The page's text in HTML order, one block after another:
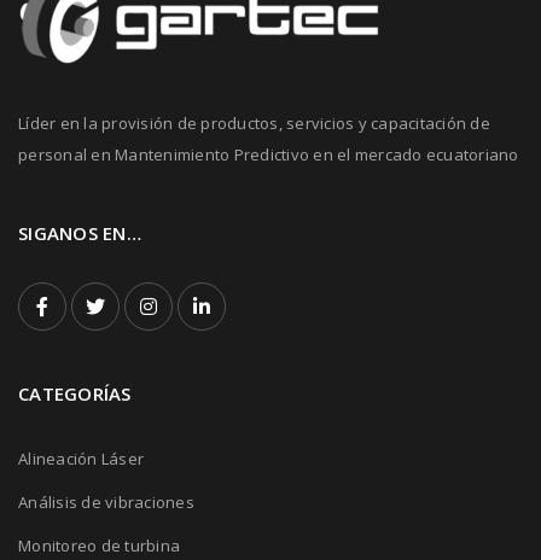
Líder en la provisión de productos, servicios y capacitación de
personal en Mantenimiento Predictivo en el mercado ecuatoriano
SIGANOS EN…
CATEGORÍAS
Alineación Láser
Análisis de vibraciones
Monitoreo de turbina